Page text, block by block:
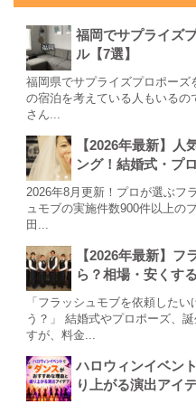
福岡でサプライズ
ル【7選】
福岡県でサプライズプロポー
の宿泊を考えている人もいるの
さん...
【2026年最新】
ング！結婚式・プ
2026年8月更新！プロが選ぶフ
ュモブの実施件数900件以上の
田...
【2026年最新】フ
ら？相場・安くす
「フラッシュモブを依頼した
う？」 結婚式やプロポーズ、
すが、料金...
ハロウィンイベン
り上がる演出アイ